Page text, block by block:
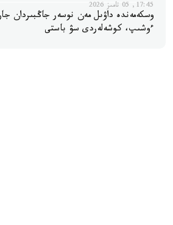
17:45, 05 تامىز 2026
وسكەمەندە داۋىل مەن نوسەر جاڭبىردان
ءوشىپ، كوشەلەردى سۋ باستى